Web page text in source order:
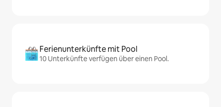
Ferienunterkünfte mit Pool
10 Unterkünfte verfügen über einen Pool.